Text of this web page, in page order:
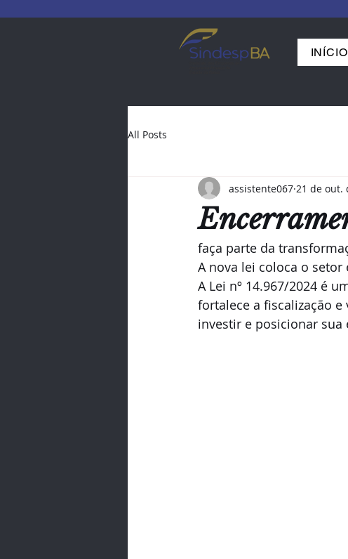
INÍCIO
All Posts
assistente067 21 de out.
faça parte da
A nova lei coloca o
A Lei nº 14.967/2024 é
fortalece a fiscalização
investir e posicionar